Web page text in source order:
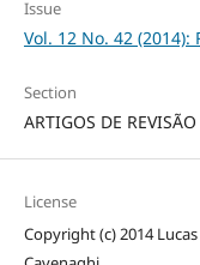
Issue
Vol. 12 No. 42
Section
ARTIGOS DE REVISÃO
License
Copyright (c) 2014